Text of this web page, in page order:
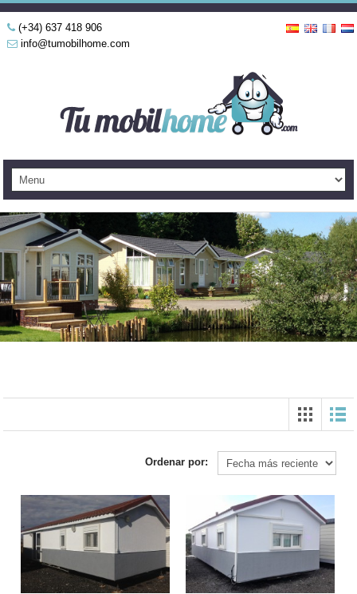
(+34) 637 418 906
info@tumobilhome.com
Ordenar por: